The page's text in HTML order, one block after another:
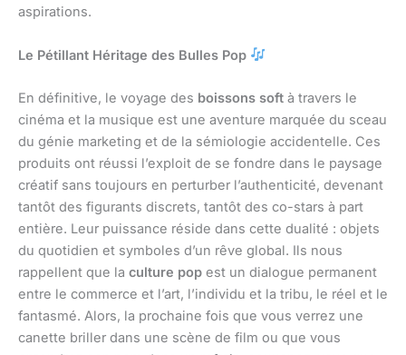
aspirations.
Le Pétillant Héritage des Bulles Pop
En définitive, le voyage des boissons soft à travers le
cinéma et la musique est une aventure marquée du sceau
du génie marketing et de la sémiologie accidentelle. Ces
produits ont réussi l’exploit de se fondre dans le paysage
créatif sans toujours en perturber l’authenticité, devenant
tantôt des figurants discrets, tantôt des co-stars à part
entière. Leur puissance réside dans cette dualité : objets
du quotidien et symboles d’un rêve global. Ils nous
rappellent que la culture pop est un dialogue permanent
entre le commerce et l’art, l’individu et la tribu, le réel et le
fantasmé. Alors, la prochaine fois que vous verrez une
canette briller dans une scène de film ou que vous